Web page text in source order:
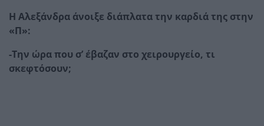
Η Αλεξάνδρα άνοιξε διάπλατα την καρδιά της στην
«Π»:
-Την ώρα που σ’ έβαζαν στο χειρουργείο, τι
σκεφτόσουν;